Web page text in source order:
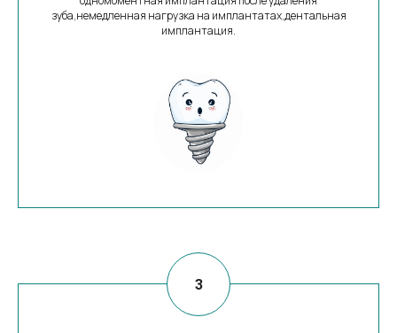
зуба,немедленная нагрузка на имплантатах,дентальная
имплантация.